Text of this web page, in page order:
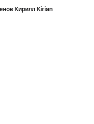
Кирилл Kirian